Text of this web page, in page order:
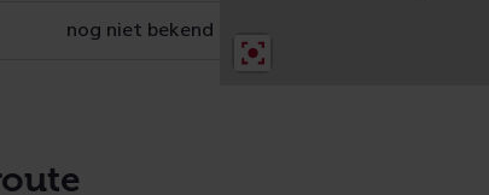
nog niet bekend